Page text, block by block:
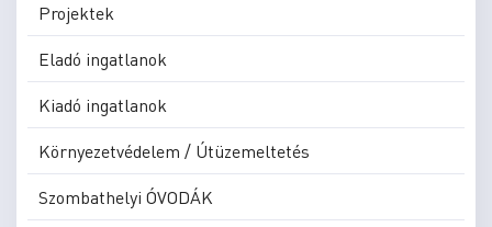
Projektek
Eladó ingatlanok
Kiadó ingatlanok
Környezetvédelem / Útüzemeltetés
Szombathelyi ÓVODÁK